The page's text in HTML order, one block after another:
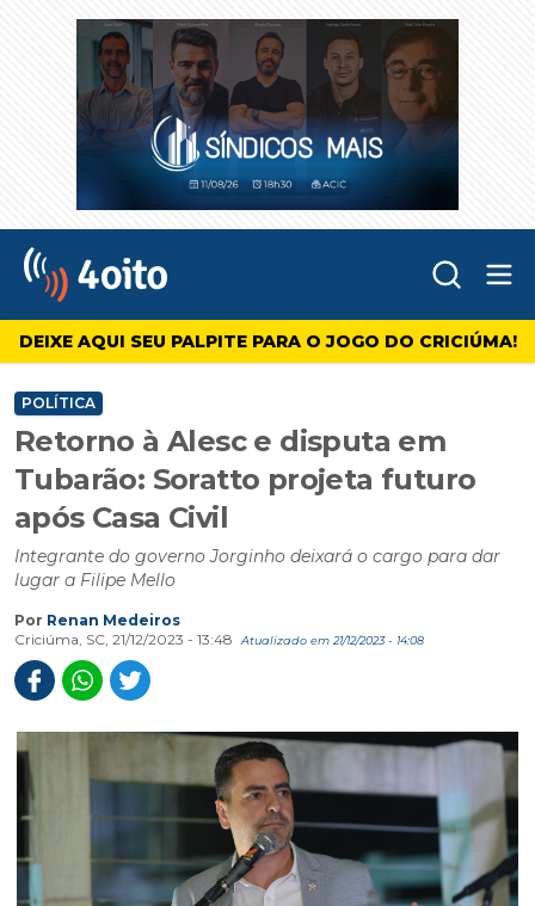
4oito
DEIXE AQUI SEU PALPITE PARA O JOGO DO CRICIÚMA!
POLÍTICA
Retorno à Alesc e disputa em
Tubarão: Soratto projeta futuro
após Casa Civil
Integrante do governo Jorginho deixará o cargo para dar
lugar a Filipe Mello
Por Renan Medeiros
Criciúma, SC, 21/12/2023 - 13:48
Atualizado em 21/12/2023 - 14:08